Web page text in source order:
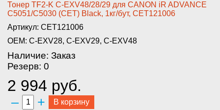
­Тонер TF2-K C-EXV48/28/29 для ­CANON iR ADVANCE
C5051/C5030 (­CET) Black, 1кг/бут, CET121006­
Артикул: CET121006
OEM: C-EXV28, C-EXV29, C-EXV48
Наличие: Заказ
Резерв: 0
2 994 руб.
– + В корзину